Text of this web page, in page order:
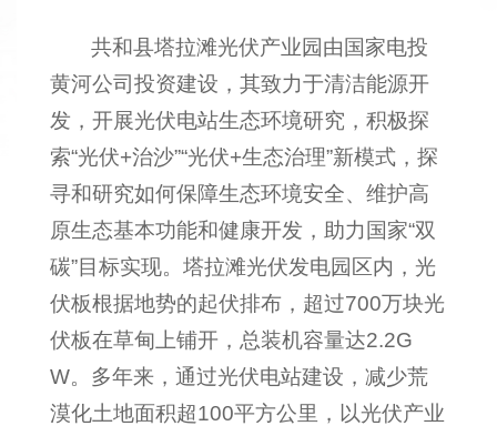
共和县塔拉滩光伏产业园由国家电投
黄河公司投资建设，其致力于清洁能源开
发，开展光伏电站生态环境研究，积极探
索“光伏+治沙”“光伏+生态治理”新模式，探
寻和研究如何保障生态环境安全、维护高
原生态基本功能和健康开发，助力国家“双
碳”目标实现。塔拉滩光伏发电园区内，光
伏板根据地势的起伏排布，超过700万块光
伏板在草甸上铺开，总装机容量达2.2G
W。多年来，通过光伏电站建设，减少荒
漠化土地面积超100平方公里，以光伏产业